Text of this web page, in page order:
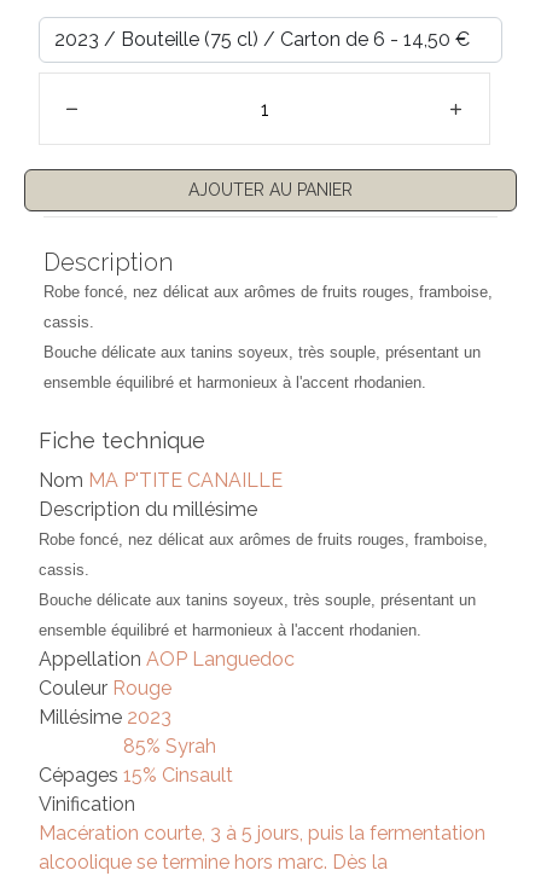
AJOUTER AU PANIER
Description
Robe foncé, nez délicat aux arômes de fruits rouges, framboise,
cassis.
Bouche délicate aux tanins soyeux, très souple, présentant un
ensemble équilibré et harmonieux à l'accent rhodanien.
Fiche technique
Nom MA P'TITE CANAILLE
Description du millésime
Robe foncé, nez délicat aux arômes de fruits rouges, framboise,
cassis.
Bouche délicate aux tanins soyeux, très souple, présentant un
ensemble équilibré et harmonieux à l'accent rhodanien.
Appellation AOP Languedoc
Couleur Rouge
Millésime 2023
Cépages
85% Syrah
15% Cinsault
Vinification
Macération courte, 3 à 5 jours, puis la fermentation
alcoolique se termine hors marc. Dès la